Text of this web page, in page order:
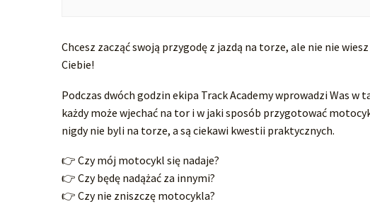
Chcesz zacząć swoją przygodę z jazdą na torze, ale nie nie
Ciebie!
Podczas dwóch godzin ekipa Track Academy wprowadzi Was
każdy może wjechać na tor i w jaki sposób przygotować
nigdy nie byli na torze, a są ciekawi kwestii praktycznych.
👉 Czy mój motocykl się nadaje?
👉 Czy będę nadążać za innymi?
👉 Czy nie zniszczę motocykla?